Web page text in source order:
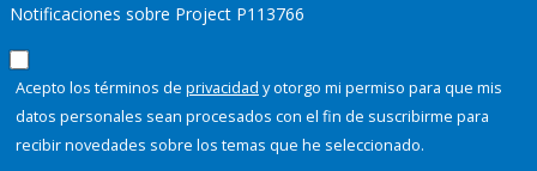
Notificaciones sobre Project P113766
Acepto los términos de privacidad y otorgo mi permiso para que mis
datos personales sean procesados con el fin de suscribirme para
recibir novedades sobre los temas que he seleccionado.